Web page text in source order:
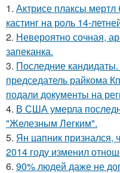
1. Актрисе плаксы
кастинг на роль 14-
2. Невероятно сочная,
запеканка.
3. Последние
председатель райкома
подали документы на
4. В США умерла
"Железным Легким".
5. Ян цапник признался,
2014 году изменил
6. 90% людей даже не